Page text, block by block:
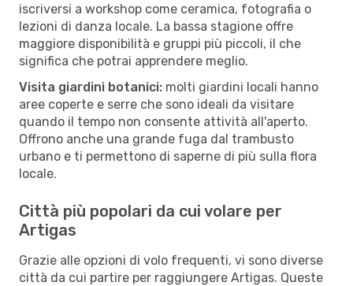
iscriversi a workshop come ceramica, fotografia o
lezioni di danza locale. La bassa stagione offre
maggiore disponibilità e gruppi più piccoli, il che
significa che potrai apprendere meglio.
Visita giardini botanici: molti giardini locali hanno
aree coperte e serre che sono ideali da visitare
quando il tempo non consente attività all'aperto.
Offrono anche una grande fuga dal trambusto
urbano e ti permettono di saperne di più sulla flora
locale.
Città più popolari da cui volare per
Artigas
Grazie alle opzioni di volo frequenti, vi sono diverse
città da cui partire per raggiungere Artigas. Queste